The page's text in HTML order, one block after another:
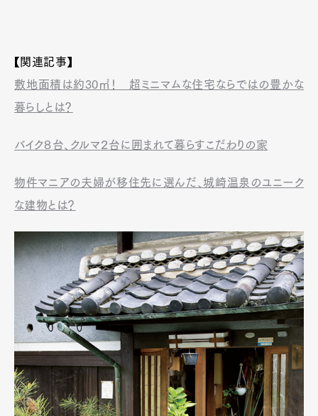
【関連記事】
敷地面積は約30㎡！ 超ミニマムな住宅ならではの豊かな
暮らしとは？
バイク８台、クルマ２台に囲まれて暮らすこだわりの家
物件マニアの夫婦が移住先に選んだ、城崎温泉のユニーク
な建物とは？